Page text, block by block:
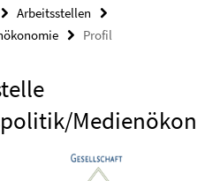
Arbeitsstellen
Profil